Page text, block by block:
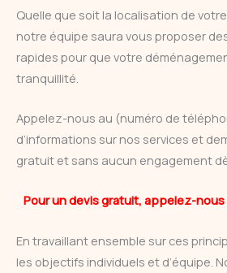
Quelle que soit la localisation de
notre équipe saura vous proposer
rapides pour que votre
tranquillité.
Appelez-nous au (numéro de
d’informations sur nos services et
gratuit et sans aucun engagement
Pour un devis gratuit, appelez-nous
En travaillant ensemble sur ces
les objectifs individuels et d’équipe.